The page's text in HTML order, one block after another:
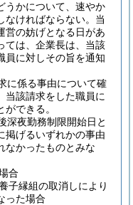
うかについて、速やか
ければならない。 当
営の妨げとなる日があ
ては、企業長は、当該
員に対しその旨を通知
に係る事由について確
当該請求をした職員に
できる。
深夜勤務制限開始日と
掲げるいずれかの事由
なかったものとみな
合
子縁組の取消しにより
った場合